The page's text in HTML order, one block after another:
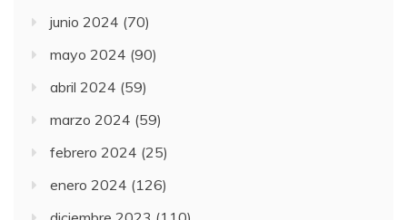
junio 2024 (70)
mayo 2024 (90)
abril 2024 (59)
marzo 2024 (59)
febrero 2024 (25)
enero 2024 (126)